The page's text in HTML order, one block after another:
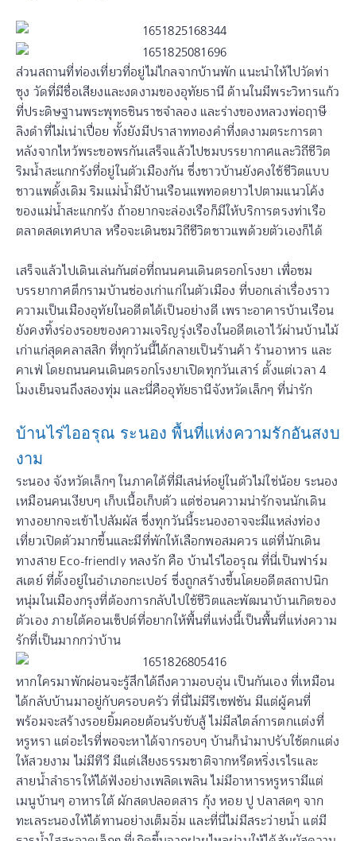
ส่วนสถานที่ท่องเที่ยวที่อยู่ไม่ไกลจากบ้านพัก แนะนำให้ไปวัดท่า
ซุง วัดที่มีชื่อเสียงและงดงามของอุทัยธานี ด้านในมีพระวิหารแก้ว
ที่ประดิษฐานพระพุทธชินราชจำลอง และร่างของหลวงพ่อฤาษี
ลิงดำที่ไม่เน่าเปื่อย ทั้งยังมีปราสาททองคำที่งดงามตระการตา
หลังจากไหว้พระขอพรกันเสร็จแล้วไปชมบรรยากาศและวิถีชีวิต
ริมน้ำสะแกกรังที่อยู่ในตัวเมืองกัน ซึ่งชาวบ้านยังคงใช้ชีวิตแบบ
ชาวแพดั้งเดิม ริมแม่น้ำมีบ้านเรือนแพทอดยาวไปตามแนวโค้ง
ของแม่น้ำสะแกกรัง ถ้าอยากจะล่องเรือก็มีให้บริการตรงท่าเรือ
ตลาดสดเทศบาล หรือจะเดินชมวิถีชีวิตชาวแพด้วยตัวเองก็ได้
เสร็จแล้วไปเดินเล่นกันต่อที่ถนนคนเดินตรอกโรงยา เพื่อชม
บรรยากาศตึกรามบ้านช่องเก่าแก่ในตัวเมือง ที่บอกเล่าเรื่องราว
ความเป็นเมืองอุทัยในอดีตได้เป็นอย่างดี เพราะอาคารบ้านเรือน
ยังคงทิ้งร่องรอยของความเจริญรุ่งเรืองในอดีตเอาไว้ผ่านบ้านไม้
เก่าแก่สุดคลาสสิก ที่ทุกวันนี้ได้กลายเป็นร้านค้า ร้านอาหาร และ
คาเฟ่ โดยถนนคนเดินตรอกโรงยาเปิดทุกวันเสาร์ ตั้งแต่เวลา 4
โมงเย็นจนถึงสองทุ่ม และนี่คืออุทัยธานีจังหวัดเล็กๆ ที่น่ารัก
บ้านไร่ไออรุณ ระนอง พื้นที่แห่งความรักอันสงบ
งาม
ระนอง จังหวัดเล็กๆ ในภาคใต้ที่มีเสน่ห์อยู่ในตัวไม่ใช่น้อย ระนอง
เหมือนคนเงียบๆ เก็บเนื้อเก็บตัว แต่ซ่อนความน่ารักจนนักเดิน
ทางอยากจะเข้าไปสัมผัส ซึ่งทุกวันนี้ระนองอาจจะมีแหล่งท่อง
เที่ยวเปิดตัวมากขึ้นและมีที่พักให้เลือกพอสมควร แต่ที่นักเดิน
ทางสาย Eco-friendly หลงรัก คือ บ้านไร่ไออรุณ ที่นี่เป็นฟาร์ม
สเตย์ ที่ตั้งอยู่ในอำเภอกะเปอร์ ซึ่งถูกสร้างขึ้นโดยอดีตสถาปนิก
หนุ่มในเมืองกรุงที่ต้องการกลับไปใช้ชีวิตและพัฒนาบ้านเกิดของ
ตัวเอง ภายใต้คอนเซ็ปต์ที่อยากให้พื้นที่แห่งนี้เป็นพื้นที่แห่งความ
รักที่เป็นมากกว่าบ้าน
หากใครมาพักผ่อนจะรู้สึกได้ถึงความอบอุ่น เป็นกันเอง ที่เหมือน
ได้กลับบ้านมาอยู่กับครอบครัว ที่นี่ไม่มีรีเซฟชัน มีแต่ผู้คนที่
พร้อมจะสร้างรอยยิ้มคอยต้อนรับขับสู้ ไม่มีสไตล์การตกเเต่งที่
หรูหรา แต่อะไรที่พอจะหาได้จากรอบๆ บ้านก็นำมาปรับใช้ตกแต่ง
ให้สวยงาม ไม่มีทีวี มีแต่เสียงธรรมชาติจากหรีดหริ่งเรไรและ
สายน้ำลำธารให้ได้ฟังอย่างเพลิดเพลิน ไม่มีอาหารหรูหรามีแต่
เมนูบ้านๆ อาหารใต้ ผักสดปลอดสาร กุ้ง หอย ปู ปลาสดๆ จาก
ทะเลระนองให้ได้ทานอย่างเต็มอิ่ม และที่นี่ไม่มีสระว่ายน้ำ แต่มี